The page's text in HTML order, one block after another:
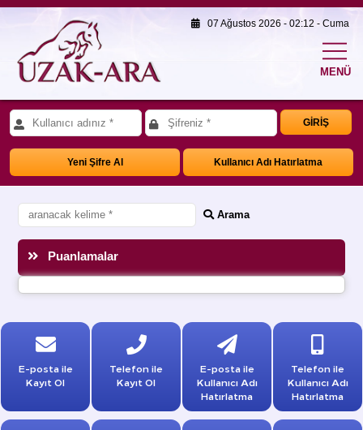
07 Ağustos 2026 - 02:12 - Cuma
MENÜ
GİRİŞ
Yeni Şifre Al Kullanıcı Adı Hatırlatma
Arama
Puanlamalar
E-posta ile
Kayıt Ol
Telefon ile
Kayıt Ol
E-posta ile
Kullanıcı Adı
Hatırlatma
Telefon ile
Kullanıcı Adı
Hatırlatma